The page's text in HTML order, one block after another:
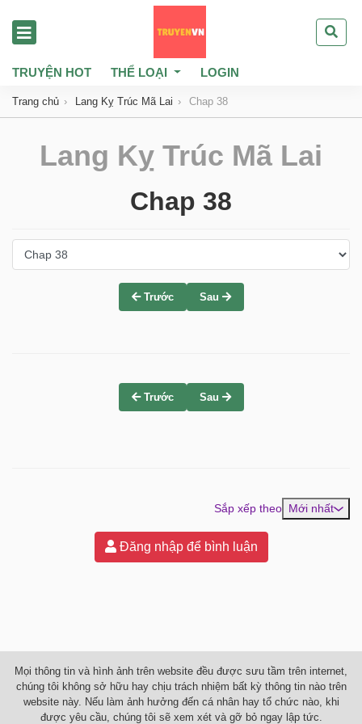
TRUYỆN HOT THỂ LOẠI LOGIN
Trang chủ Lang Kỵ Trúc Mã Lai Chap 38
Lang Kỵ Trúc Mã Lai
Chap 38
Trước Sau
Trước Sau
Sắp xếp theo Mới nhất
Đăng nhập để bình luận
Mọi thông tin và hình ảnh trên website đều được sưu tầm trên internet,
chúng tôi không sở hữu hay chịu trách nhiệm bất kỳ thông tin nào trên
website này. Nếu làm ảnh hưởng đến cá nhân hay tổ chức nào, khi
được yêu cầu, chúng tôi sẽ xem xét và gỡ bỏ ngay lập tức.